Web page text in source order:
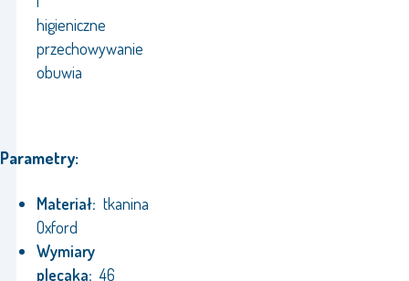
higieniczne
przechowywanie
obuwia
Parametry:
Materiał: tkanina
Oxford
Wymiary
plecaka: 46